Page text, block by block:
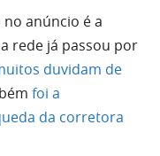
anúncio é a
rede já passou por
duvidam de
foi a
da corretora